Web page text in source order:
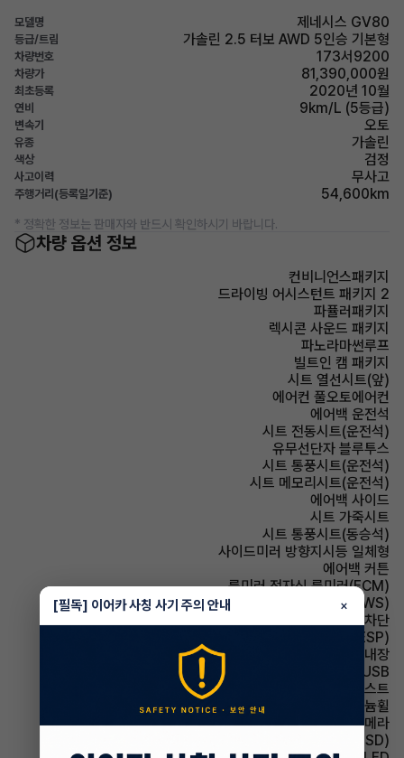
모델명 제네시스 GV80
등급/트림 가솔린 2.5 터보 AWD 5인승 기본형
차량번호 173서9200
차량가 81,390,000원
최초등록 2020년 10월
연비 9km/L (5등급)
변속기 오토
유종 가솔린
색상 검정
사고이력 무사고
주행거리(등록일기준) 54,600km
* 정확한 정보는 판매자와 반드시 확인하시기 바랍니다.
차량 옵션 정보
컨비니언스패키지
드라이빙 어시스턴트 패키지 2
파퓰러패키지
렉시콘 사운드 패키지
파노라마썬루프
빌트인 캠 패키지
시트 열선시트(앞)
에어컨 풀오토에어컨
에어백 운전석
시트 전동시트(운전석)
유무선단자 블루투스
시트 통풍시트(운전석)
시트 메모리시트(운전석)
에어백 사이드
시트 가죽시트
시트 통풍시트(동승석)
사이드미러 방향지시등 일체형
에어백 커튼
룸미러 전자식 룸미러(ECM)
주행안전 차선이탈경보(LDWS)
윈드실드(앞유리) 자외선 차단
주행안전 차체자세제어장치(VDC,ESC,ESP)
룸미러 하이패스 내장
유무선단자 USB
헤드램프 하이빔 어시스트
휠타이어 알루미늄휠
주차보조 후방카메라
주행안전 후측방경보시스템(BSD)
[필독] 이어카 사칭 사기 주의 안내 ×